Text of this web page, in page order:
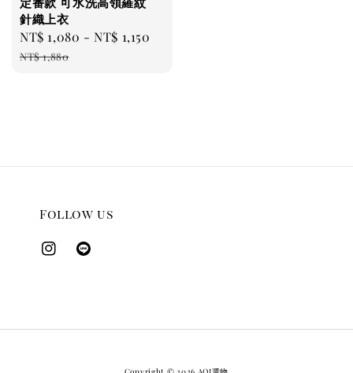
針織上衣
Sale
price
NT$ 1,080 -NT$ 1,150
NT$ 1,880
Follow us